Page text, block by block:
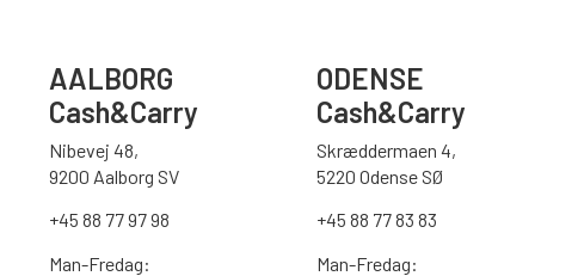
AALBORG
Cash&Carry
Nibevej 48,
9200 Aalborg SV
+45 88 77 97 98
Man-Fredag:
ODENSE
Cash&Carry
Skræddermaen 4,
5220 Odense SØ
+45 88 77 83 83
Man-Fredag: